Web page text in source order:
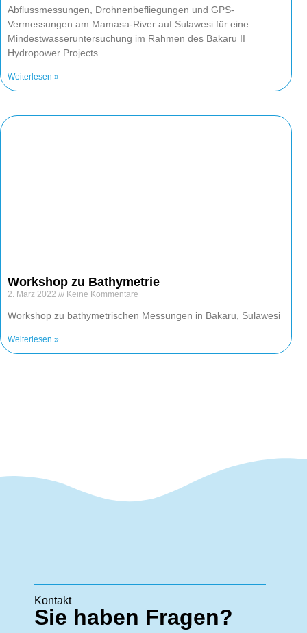
Abflussmessungen, Drohnenbefliegungen und GPS-
Vermessungen am Mamasa-River auf Sulawesi für eine
Mindestwasseruntersuchung im Rahmen des Bakaru II
Hydropower Projects.
Weiterlesen »
Workshop zu Bathymetrie
2. März 2022 Keine Kommentare
Workshop zu bathymetrischen Messungen in Bakaru, Sulawesi
Weiterlesen »
Kontakt
Sie haben Fragen?